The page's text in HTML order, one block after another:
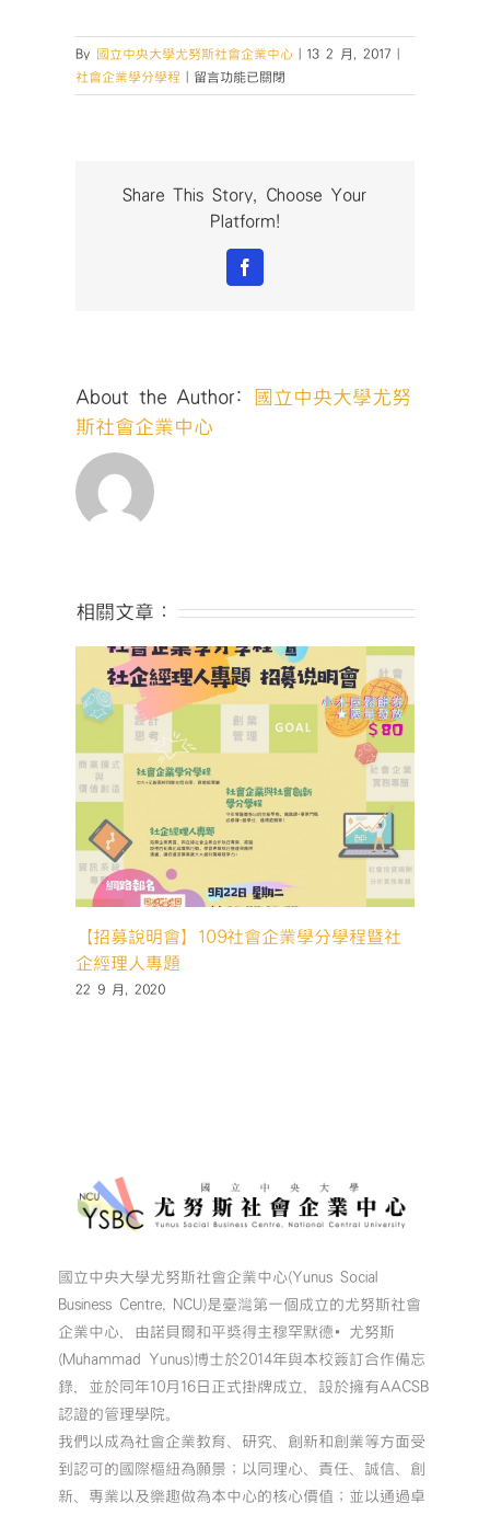
By 國立中央大學尤努斯社會企業中心 13 2 月, 2017
社會企業學分學程
在
〈📣
企
中
留言功能已關閉
Share This Story, Choose Your
Platform!
Facebook
About the Author:
國立中央大學尤努
斯社會企業中心
相關文章：
【招募說明會】109社會企業學分學程暨社
企經理人專題
22 9 月, 2020
國立中央大學尤努斯社會企業中心(Yunus Social
Business Centre, NCU)是臺灣第一個成立的尤努斯社會
企業中心，由諾貝爾和平獎得主穆罕默德•尤努斯
(Muhammad Yunus)博士於2014年與本校簽訂合作備忘
錄，並於同年10月16日正式掛牌成立，設於擁有AACSB
認證的管理學院。
我們以成為社會企業教育、研究、創新和創業等方面受
到認可的國際樞紐為願景；以同理心、責任、誠信、創
新、專業以及樂趣做為本中心的核心價值；並以通過卓